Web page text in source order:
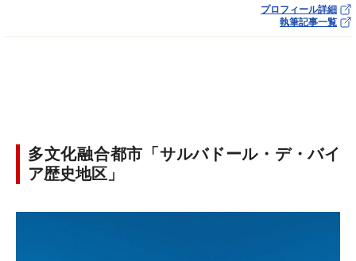
プロフィール詳細
執筆記事一覧
多文化融合都市「サルバドール・デ・バイ
ア歴史地区」